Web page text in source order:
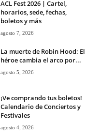
ACL Fest 2026 | Cartel,
horarios, sede, fechas,
boletos y más
agosto 7, 2026
La muerte de Robin Hood: El
héroe cambia el arco por...
agosto 5, 2026
¡Ve comprando tus boletos!
Calendario de Conciertos y
Festivales
agosto 4, 2026